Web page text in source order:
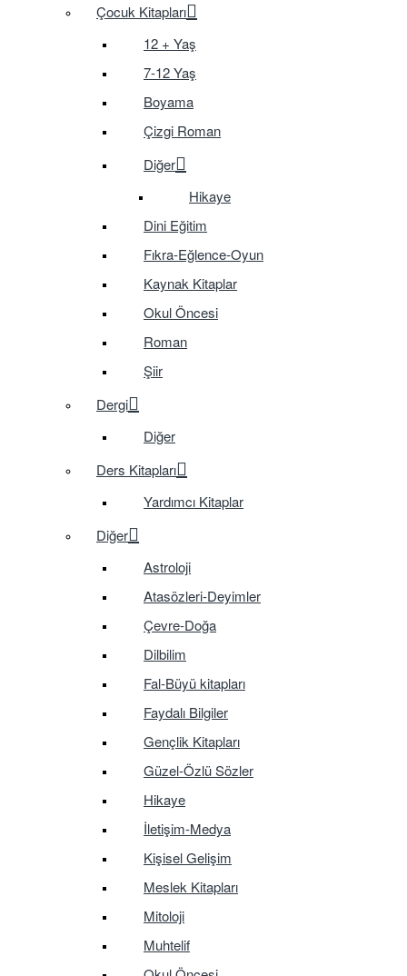
Çocuk Kitapları
12 + Yaş
7-12 Yaş
Boyama
Çizgi Roman
Diğer
Hikaye
Dini Eğitim
Fıkra-Eğlence-Oyun
Kaynak Kitaplar
Okul Öncesi
Roman
Şiir
Dergi
Diğer
Ders Kitapları
Yardımcı Kitaplar
Diğer
Astroloji
Atasözleri-Deyimler
Çevre-Doğa
Dilbilim
Fal-Büyü kitapları
Faydalı Bilgiler
Gençlik Kitapları
Güzel-Özlü Sözler
Hikaye
İletişim-Medya
Kişisel Gelişim
Meslek Kitapları
Mitoloji
Muhtelif